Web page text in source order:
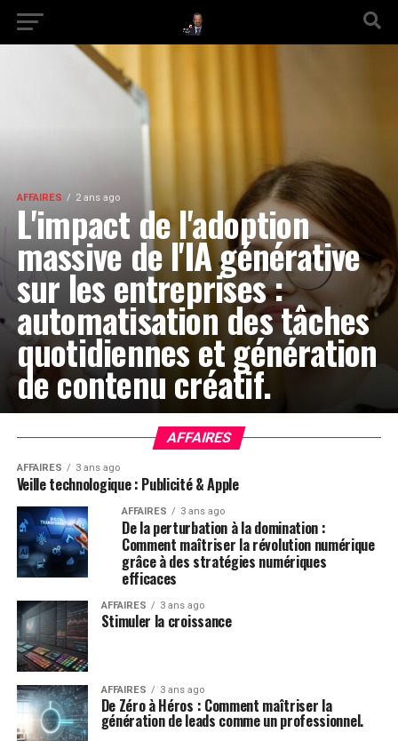
AFFAIRES 2 ans ago
L'impact de l'adoption
massive de l'IA générative
sur les entreprises :
automatisation des tâches
quotidiennes et génération
de contenu créatif.
AFFAIRES
AFFAIRES 3 ans ago
Veille technologique : Publicité & Apple
AFFAIRES 3 ans ago
De la perturbation à la domination :
Comment maîtriser la révolution numérique
grâce à des stratégies numériques
efficaces
AFFAIRES 3 ans ago
Stimuler la croissance
AFFAIRES 3 ans ago
De Zéro à Héros : Comment maîtriser la
génération de leads comme un professionnel.